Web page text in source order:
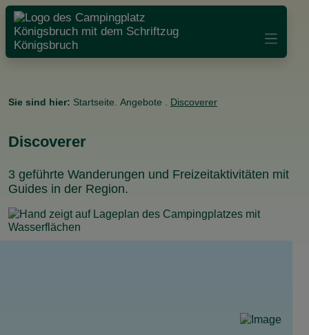
Sie sind hier: Startseite Angebote Discoverer
Discoverer
3 geführte Wanderungen und Freizeitaktivitäten mit
Guides in der Region.